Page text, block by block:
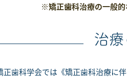
※矯正歯科治療の一般
治
正歯科学会では《矯正歯科治療に